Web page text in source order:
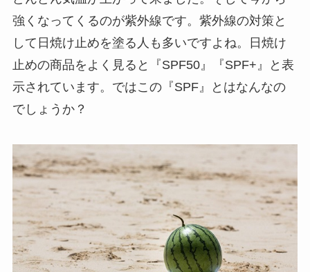
強くなってくるのが紫外線です。紫外線の対策と
して日焼け止めを塗る人も多いですよね。日焼け
止めの商品をよく見ると『SPF50』『SPF+』と表
示されています。ではこの『SPF』とはなんなの
でしょうか？